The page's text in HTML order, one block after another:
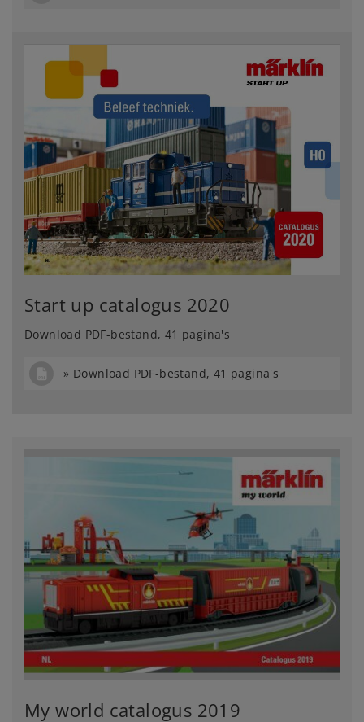
Start up catalogus 2020
Download PDF-bestand, 41 pagina's
Download PDF-bestand, 41 pagina's
My world catalogus 2019